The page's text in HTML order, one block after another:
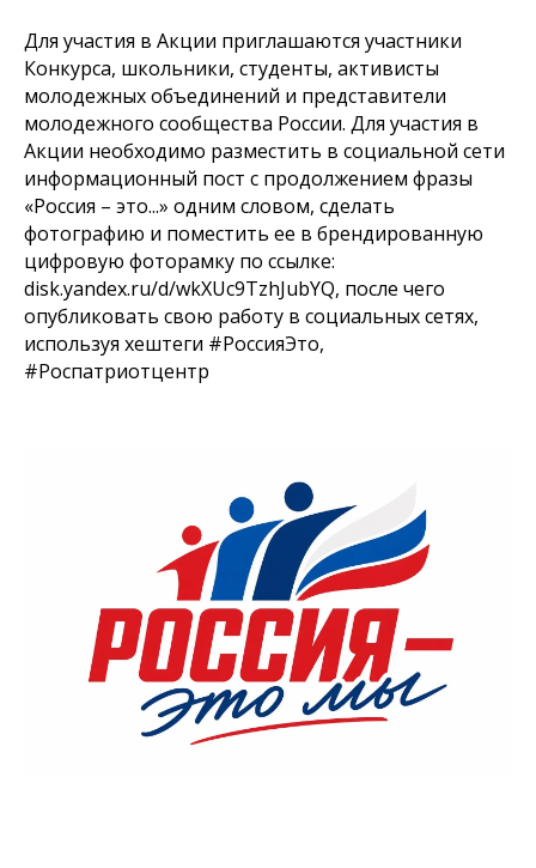
Для участия в Акции приглашаются участники
Конкурса, школьники, студенты, активисты
молодежных объединений и представители
молодежного сообщества России. Для участия в
Акции необходимо разместить в социальной сети
информационный пост с продолжением фразы
«Россия – это...» одним словом, сделать
фотографию и поместить ее в брендированную
цифровую фоторамку по ссылке:
disk.yandex.ru/d/wkXUc9TzhJubYQ, после чего
опубликовать свою работу в социальных сетях,
используя хештеги #РоссияЭто,
#Роспатриотцентр